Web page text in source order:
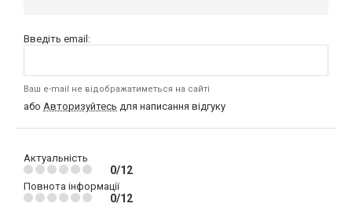
Введіть email:
Ваш e-mail не відображатиметься на сайті
або Авторизуйтесь для написання відгуку
Актуальність
0/12
Повнота інформації
0/12